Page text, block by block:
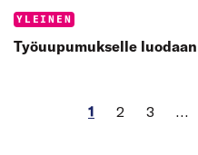
Categories:
YLEINEN
Työuupumukselle
1 2 3 …